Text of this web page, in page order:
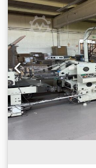
arkene til
skabes af en
håndtering og
operatøren fuld
takket være
passerer gennem
at opnå optimal
er +/- 1 mm og
fotocelle og
sideanlæg for enkel
giver høj
opfylder kravene
1. Hovedmaskine
300 •
Strømforsyning:
680 – 1000 mm
Dedpozhwi Nsfx
Posebredde: 250 –
Vigtigste
produktionen. •